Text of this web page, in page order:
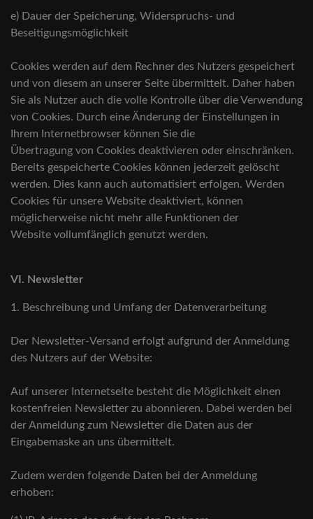
e) Dauer der Speicherung, Widerspruchs- und
Beseitigungsmöglichkeit
Cookies werden auf dem Rechner des Nutzers gespeichert
und von diesem an unserer Seite übermittelt. Daher haben
Sie als Nutzer auch die volle Kontrolle über die Verwendung
von Cookies. Durch eine Änderung der Einstellungen in
Ihrem Internetbrowser können Sie die
Übertragung von Cookies deaktivieren oder einschränken.
Bereits gespeicherte Cookies können jederzeit gelöscht
werden. Dies kann auch automatisiert erfolgen. Werden
Cookies für unsere Website deaktiviert, können
möglicherweise nicht mehr alle Funktionen der
Website vollumfänglich genutzt werden.
VI. Newsletter
1. Beschreibung und Umfang der Datenverarbeitung
Der Newsletter-Versand erfolgt aufgrund der Anmeldung
des Nutzers auf der Website:
Auf unserer Internetseite besteht die Möglichkeit einen
kostenfreien Newsletter zu abonnieren. Dabei werden bei
der Anmeldung zum Newsletter die Daten aus der
Eingabemaske an uns übermittelt.
Zudem werden folgende Daten bei der Anmeldung
erhoben: